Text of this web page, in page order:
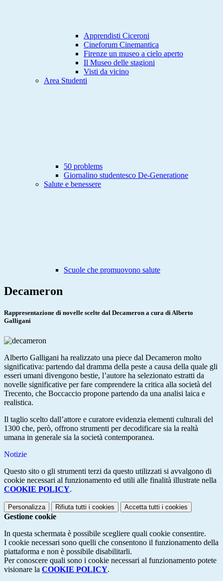
Apprendisti Ciceroni
Cineforum Cinemantica
Firenze un museo a cielo aperto
Il Museo delle stagioni
Visti da vicino
Area Studenti
50 problems
Giornalino studentesco De-Generatione
Salute e benessere
Scuole che promuovono salute
Decameron
Rappresentazione di novelle scelte dal Decameron a cura di Alberto
Galligani
Alberto Galligani ha realizzato una piece dal Decameron molto
significativa: partendo dal dramma della peste a causa della quale gli
esseri umani divengono bestie, l’autore ha selezionato estratti da
novelle significative per fare comprendere la critica alla società del
Trecento, che Boccaccio propone partendo da una analisi laica e
realistica.
Il taglio scelto dall’attore e curatore evidenzia elementi culturali del
1300 che, però, offrono strumenti per decodificare sia la realtà
umana in generale sia la società contemporanea.
Notizie
Questo sito o gli strumenti terzi da questo utilizzati si avvalgono di
cookie necessari al funzionamento ed utili alle finalità illustrate nella
COOKIE POLICY.
Personalizza Rifiuta tutti i cookies Accetta tutti i cookies
Gestione cookie
In questa schermata è possibile scegliere quali cookie consentire.
I cookie necessari sono quelli che consentono il funzionamento della
piattaforma e non è possibile disabilitarli.
Per conoscere quali sono i cookie necessari al funzionamento potete
visionare la COOKIE POLICY.